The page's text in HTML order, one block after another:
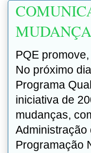
PQE
No próximo
Programa
iniciativa de
mudanças,
Administração
Programação